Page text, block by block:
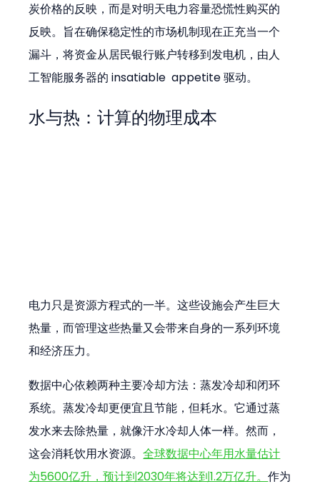
炭价格的反映，而是对明天电力容量恐慌性购买的
反映。旨在确保稳定性的市场机制现在正充当一个
漏斗，将资金从居民银行账户转移到发电机，由人
工智能服务器的 insatiable  appetite 驱动。
水与热：计算的物理成本
电力只是资源方程式的一半。这些设施会产生巨大
热量，而管理这些热量又会带来自身的一系列环境
和经济压力。
数据中心依赖两种主要冷却方法：蒸发冷却和闭环
系统。蒸发冷却更便宜且节能，但耗水。它通过蒸
发水来去除热量，就像汗水冷却人体一样。然而，
这会消耗饮用水资源。全球数据中心年用水量估计
为5600亿升，预计到2030年将达到1.2万亿升。作为